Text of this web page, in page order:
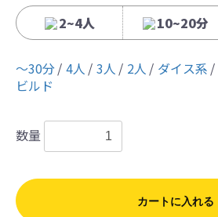
2~4人 10~20分
〜30分 4人 3人 2人 ダイス系
ビルド
数量
カートに入れる